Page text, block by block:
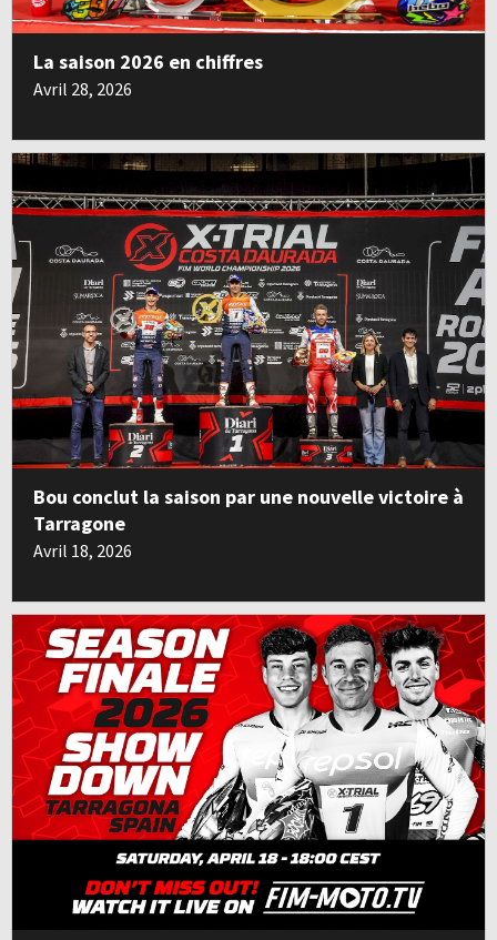
La saison 2026 en chiffres
Avril 28, 2026
Bou conclut la saison par une nouvelle victoire à
Tarragone
Avril 18, 2026